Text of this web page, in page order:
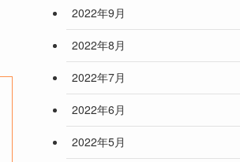
2022年9月
2022年8月
2022年7月
2022年6月
2022年5月